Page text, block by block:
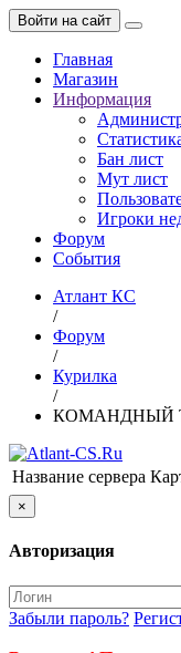
Войти на сайт
Главная
Магазин
Информация
Бан лист
Мут лист
Игроки
Форум
События
Атлант КС
/
Форум
/
Курилка
/
КОМАНДНЫЙ
Название сервера
×
Авторизация
Забыли пароль?